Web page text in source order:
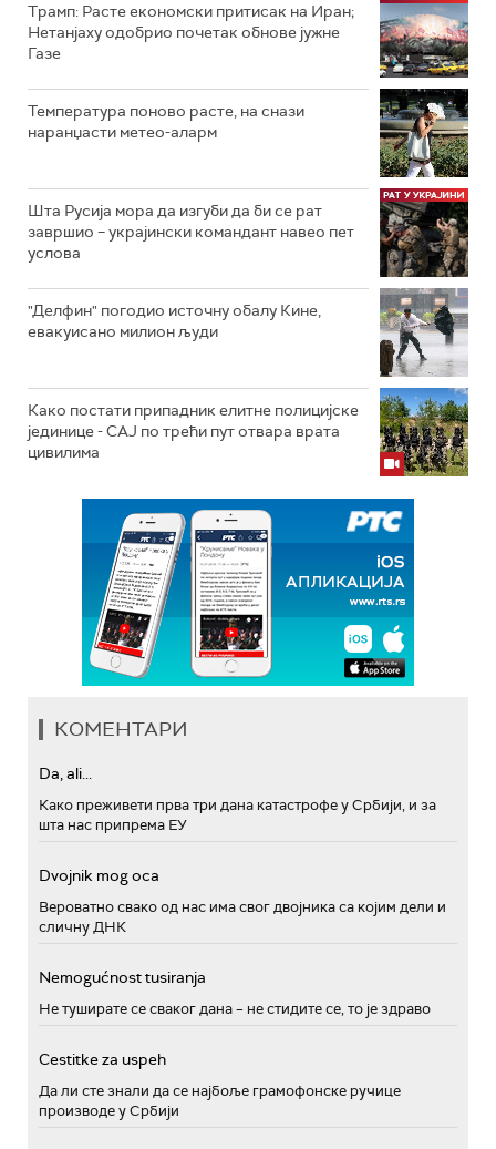
Трамп: Расте економски притисак на Иран;
Нетанјаху одобрио почетак обнове јужне
Газе
Температура поново расте, на снази
наранџасти метео-аларм
Шта Русија мора да изгуби да би се рат
завршио – украјински командант навео пет
услова
"Делфин" погодио источну обалу Кине,
евакуисано милион људи
Како постати припадник елитне полицијске
јединице - СAJ по трећи пут отвара врата
цивилима
КОМЕНТАРИ
Da, ali...
Како преживети прва три дана катастрофе у Србији, и за
шта нас припрема ЕУ
Dvojnik mog oca
Вероватно свако од нас има свог двојника са којим дели и
сличну ДНК
Nemogućnost tusiranja
Не туширате се сваког дана – не стидите се, то је здраво
Cestitke za uspeh
Да ли сте знали да се најбоље грамофонске ручице
производе у Србији